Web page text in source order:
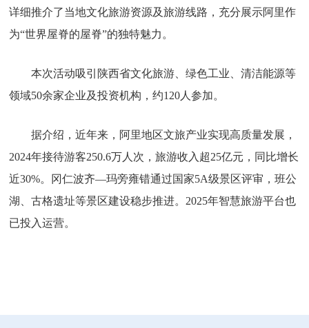
详细推介了当地文化旅游资源及旅游线路，充分展示阿里作
为“世界屋脊的屋脊”的独特魅力。
本次活动吸引陕西省文化旅游、绿色工业、清洁能源等
领域50余家企业及投资机构，约120人参加。
据介绍，近年来，阿里地区文旅产业实现高质量发展，
2024年接待游客250.6万人次，旅游收入超25亿元，同比增长
近30%。冈仁波齐—玛旁雍错通过国家5A级景区评审，班公
湖、古格遗址等景区建设稳步推进。2025年智慧旅游平台也
已投入运营。